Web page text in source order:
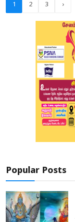
1 2 3 ›
Popular Posts